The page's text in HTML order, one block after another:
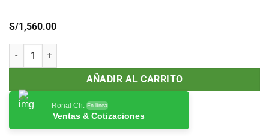
S/1,560.00
Procesador Intel CORE I5-13600K 3.5GHZ LGA1700 cantidad
AÑADIR AL CARRITO
Ronal Ch. En línea
Ventas & Cotizaciones